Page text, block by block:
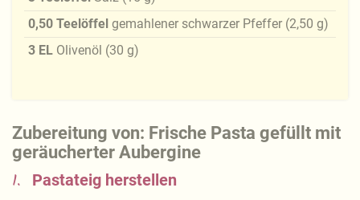
Zubereitung von: Frische Pasta gefüllt mit
geräucherter Aubergine
1. Pastateig herstellen
0,50 Teelöffel gemahlener schwarzer Pfeffer (2,50 g)
3 EL Olivenöl (30 g)